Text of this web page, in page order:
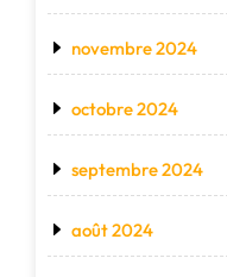
novembre 2024
octobre 2024
septembre 2024
août 2024